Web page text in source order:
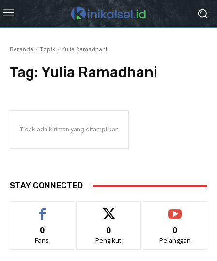
Beranda Topik Yulia Ramadhani
Tag: Yulia Ramadhani
Tidak ada kiriman yang ditampilkan
STAY CONNECTED
0
Fans
0
Pengikut
0
Pelanggan